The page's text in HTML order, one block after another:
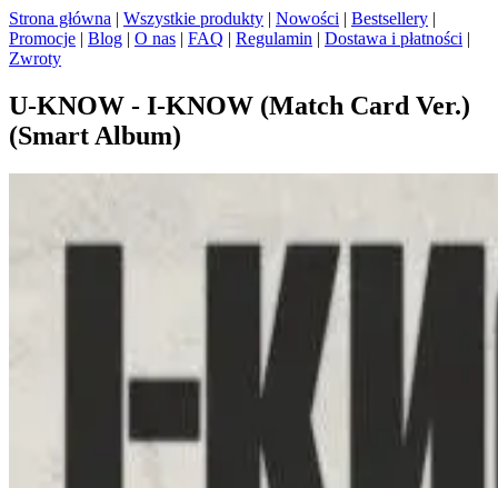
Strona główna | Wszystkie produkty | Nowości | Bestsellery |
Promocje | Blog | O nas | FAQ | Regulamin | Dostawa i płatności |
Zwroty
U-KNOW - I-KNOW (Match Card Ver.)
(Smart Album)